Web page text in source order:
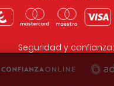
Seguridad y confianza: